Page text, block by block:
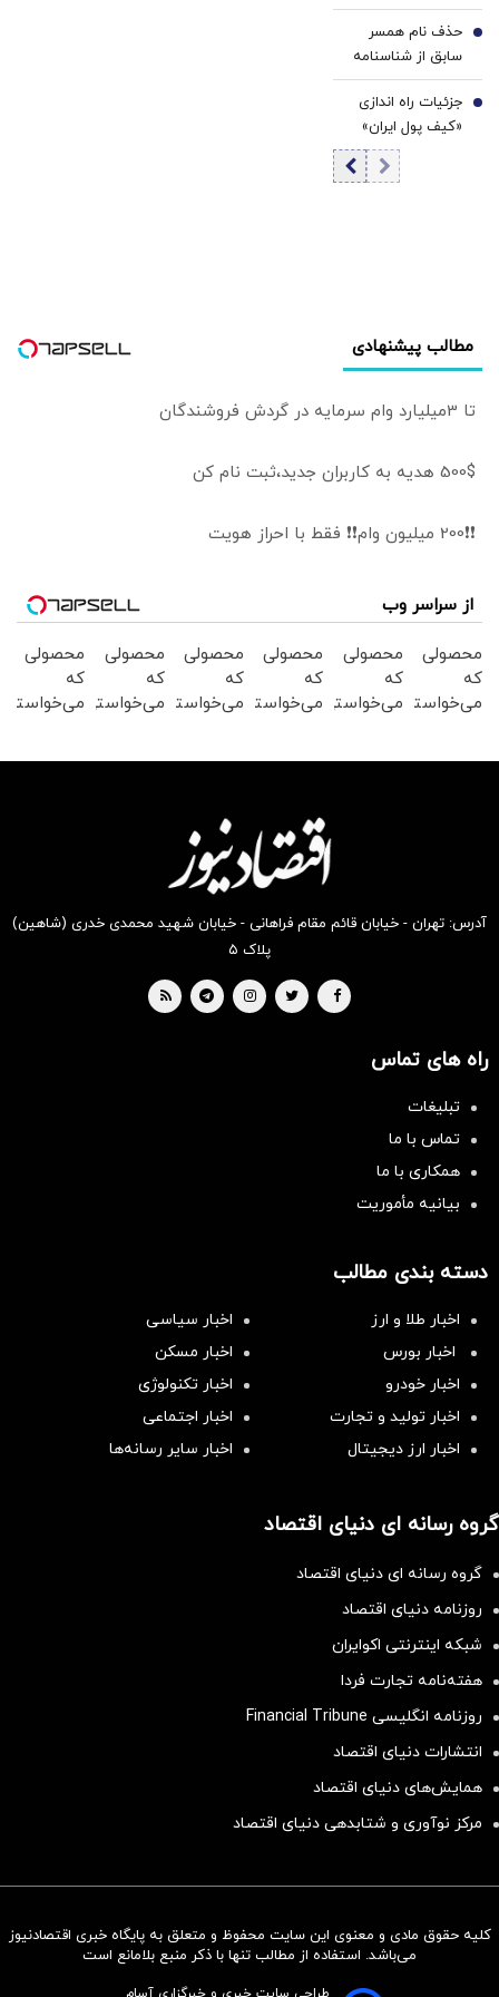
سرمایه‌گذاری همسنگ با شاخص
مسیر طلا را تغییر
می‌دهند
پزشکیان اعلام شد
حذف نام همسر
سابق از شناسنامه
امکان پذیر شد +
جزئیات و شرایط
6
جزئیات راه اندازی
«کیف پول ایران»
7
مطالب پیشنهادی
تا 3میلیارد وام سرمایه در گردش فروشندگان
500$ هدیه به کاربران جدید،ثبت نام کن
❗❗200 میلیون وام❗❗ فقط با احراز هویت
از سراسر وب
محصولی
که
می‌خواستی
محصولی
که
می‌خواستی
محصولی
که
می‌خواستی
بخر !
محصولی
که
می‌خواستی
بخر !
محصولی
که
می‌خواستی
محصولی
که
می‌خواستی
آدرس: تهران - خیابان قائم مقام فراهانی - خیابان شهید محمدی خدری (شاهین)
پلاک ۵
راه های تماس
تبلیغات
تماس با ما
همکاری با ما
بیانیه مأموریت
دسته بندی مطالب
اخبار طلا و ارز
اخبار سیاسی
اخبار بورس
اخبار مسکن
اخبار خودرو
اخبار تکنولوژی
اخبار تولید و تجارت
اخبار اجتماعی
اخبار ارز دیجیتال
اخبار سایر رسانه‌‌ها
گروه رسانه ای دنیای اقتصاد
گروه رسانه ای دنیای اقتصاد
روزنامه دنیای اقتصاد
شبکه اینترنتی اکوایران
هفته‌نامه تجارت فردا
روزنامه انگلیسی Financial Tribune
انتشارات دنیای اقتصاد
همایش‌های دنیای اقتصاد
مرکز نوآوری و شتابدهی دنیای اقتصاد
کلیه حقوق مادی و معنوی این سایت محفوظ و متعلق به پایگاه خبری اقتصادنیوز
می‌باشد. استفاده از مطالب تنها با ذکر منبع بلامانع است